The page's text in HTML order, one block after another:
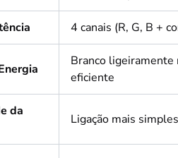
4 canais (R, G, B +
Branco ligeiramente
eficiente
da
Ligação mais